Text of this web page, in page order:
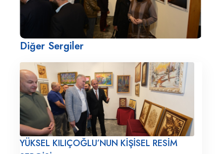
Diğer Sergiler
YÜKSEL KILIÇOĞLU’NUN KİŞİSEL RESİM